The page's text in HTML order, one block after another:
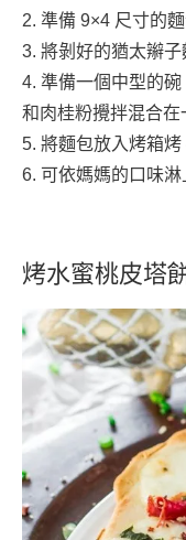
2. 準備 9×4 尺寸的
3. 將剝好的猶太辮
4. 準備一個中型的
和肉桂粉攪拌混合在
5. 將麵包放入烤箱烤
6. 可依媽媽的口味
烤水蜜桃皮塔